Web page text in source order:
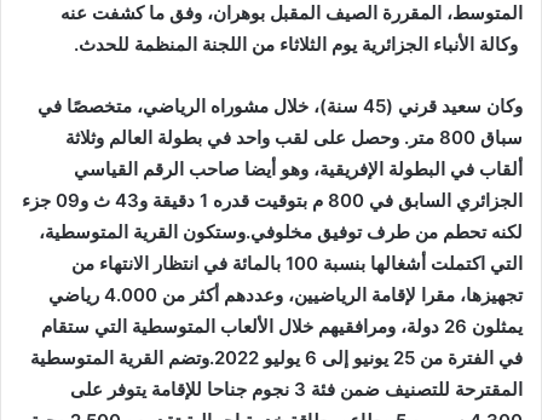
المتوسط، المقررة الصيف المقبل بوهران، وفق ما كشفت عنه
وكالة الأنباء الجزائرية يوم الثلاثاء من اللجنة المنظمة للحدث.
وكان سعيد قرني (45 سنة)، خلال مشوراه الرياضي، متخصصًا في
سباق 800 متر. وحصل على لقب واحد في بطولة العالم وثلاثة
ألقاب في البطولة الإفريقية، وهو أيضا صاحب الرقم القياسي
الجزائري السابق في 800 م بتوقيت قدره 1 دقيقة و43 ث و09 جزء
لكنه تحطم من طرف توفيق مخلوفي.وستكون القرية المتوسطية،
التي اكتملت أشغالها بنسبة 100 بالمائة في انتظار الانتهاء من
تجهيزها، مقرا لإقامة الرياضيين، وعددهم أكثر من 4.000 رياضي
يمثلون 26 دولة، ومرافقيهم خلال الألعاب المتوسطية التي ستقام
في الفترة من 25 يونيو إلى 6 يوليو 2022.وتضم القرية المتوسطية
المقترحة للتصنيف ضمن فئة 3 نجوم جناحا للإقامة يتوفر على